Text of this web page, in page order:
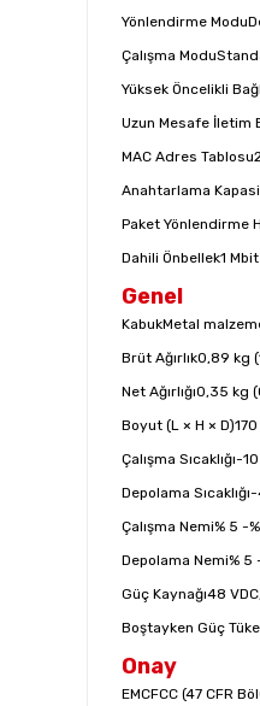
Yönlendirme Modu
Çalışma Modu
Yüksek Öncelikli
Uzun Mesafe İletim
MAC Adres Tablosu
Anahtarlama
Paket Yönlendirme
Dahili Önbellek1 Mbit
Genel
KabukMetal
Brüt Ağırlık0,89 kg
Net Ağırlığı0,35 kg
Boyut (L × H × D)
Çalışma Sıcaklığı-10
Depolama Sıcaklığı-
Çalışma Nemi% 5 -
Depolama Nemi% 5
Güç Kaynağı48
Boştayken Güç
Onay
EMCFCC (47 CFR